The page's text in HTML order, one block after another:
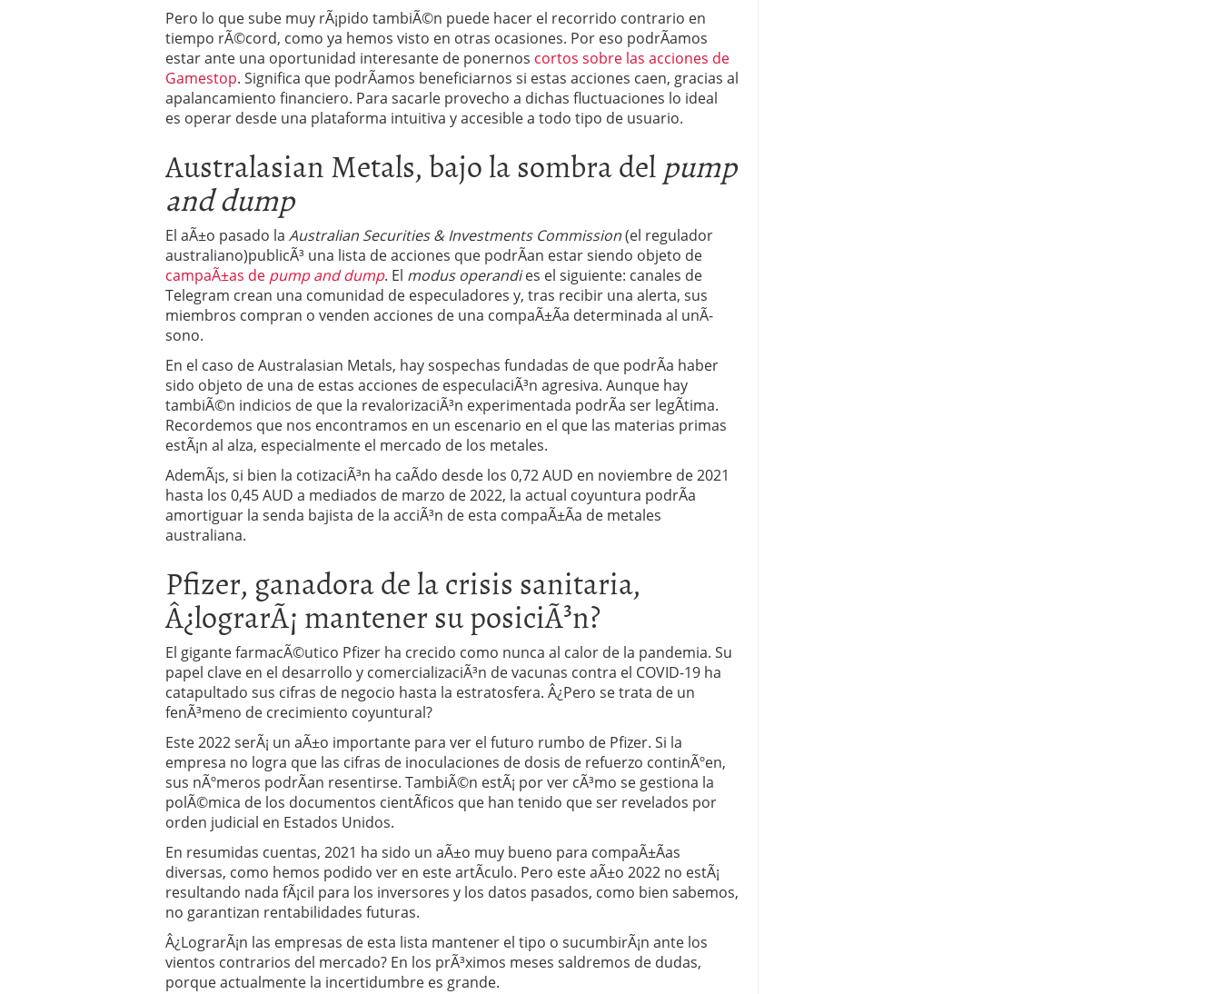
Pero lo que sube muy rÃ¡pido tambiÃ©n puede hacer el recorrido contrario en
tiempo rÃ©cord, como ya hemos visto en otras ocasiones. Por eso podrÃ­amos
estar ante una oportunidad interesante de ponernos cortos sobre las acciones de
Gamestop. Significa que podrÃ­amos beneficiarnos si estas acciones caen, gracias al
apalancamiento financiero. Para sacarle provecho a dichas fluctuaciones lo ideal
es operar desde una plataforma intuitiva y accesible a todo tipo de usuario.
Australasian Metals, bajo la sombra delpump
and dump
El aÃ±o pasado la Australian Securities & Investments Commission(el regulador
australiano)publicÃ³ una lista de acciones que podrÃ­an estar siendo objeto de
campaÃ±as de pump and dump. El modus operandies el siguiente: canales de
Telegram crean una comunidad de especuladores y, tras recibir una alerta, sus
miembros compran o venden acciones de una compaÃ±Ã­a determinada al unÃ­
sono.
En el caso de Australasian Metals, hay sospechas fundadas de que podrÃ­a haber
sido objeto de una de estas acciones de especulaciÃ³n agresiva. Aunque hay
tambiÃ©n indicios de que la revalorizaciÃ³n experimentada podrÃ­a ser legÃ­tima.
Recordemos que nos encontramos en un escenario en el que las materias primas
estÃ¡n al alza, especialmente el mercado de los metales.
AdemÃ¡s, si bien la cotizaciÃ³n ha caÃ­do desde los 0,72 AUD en noviembre de 2021
hasta los 0,45 AUD a mediados de marzo de 2022, la actual coyuntura podrÃ­a
amortiguar la senda bajista de la acciÃ³n de esta compaÃ±Ã­a de metales
australiana.
Pfizer, ganadora de la crisis sanitaria,
Â¿lograrÃ¡ mantener su posiciÃ³n?
El gigante farmacÃ©utico Pfizer ha crecido como nunca al calor de la pandemia. Su
papel clave en el desarrollo y comercializaciÃ³n de vacunas contra el COVID-19 ha
catapultado sus cifras de negocio hasta la estratosfera. Â¿Pero se trata de un
fenÃ³meno de crecimiento coyuntural?
Este 2022 serÃ¡ un aÃ±o importante para ver el futuro rumbo de Pfizer. Si la
empresa no logra que las cifras de inoculaciones de dosis de refuerzo continÃºen,
sus nÃºmeros podrÃ­an resentirse. TambiÃ©n estÃ¡ por ver cÃ³mo se gestiona la
polÃ©mica de los documentos cientÃ­ficos que han tenido que ser revelados por
orden judicial en Estados Unidos.
En resumidas cuentas, 2021 ha sido un aÃ±o muy bueno para compaÃ±Ã­as
diversas, como hemos podido ver en este artÃ­culo. Pero este aÃ±o 2022 no estÃ¡
resultando nada fÃ¡cil para los inversores y los datos pasados, como bien sabemos,
no garantizan rentabilidades futuras.
Â¿LograrÃ¡n las empresas de esta lista mantener el tipo o sucumbirÃ¡n ante los
vientos contrarios del mercado? En los prÃ³ximos meses saldremos de dudas,
porque actualmente la incertidumbre es grande.